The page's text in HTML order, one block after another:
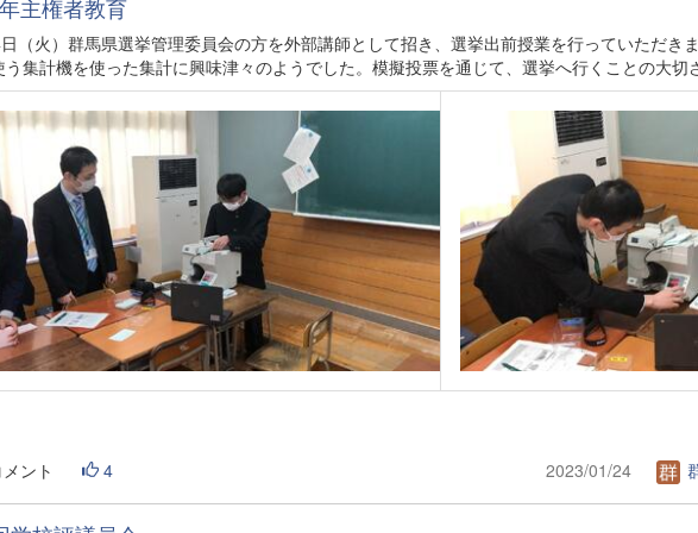
主権者教育
（火）群馬県選挙管理委員会の方を外部講師として招き、選挙出前授業を行っていただき
集計機を使った集計に興味津々のようでした。模擬投票を通じて、選挙へ行くことの大切
ント 4 2023/01/24